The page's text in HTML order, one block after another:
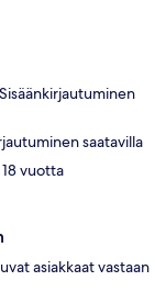
saatavilla
vuotta
asiakkaat vastaan